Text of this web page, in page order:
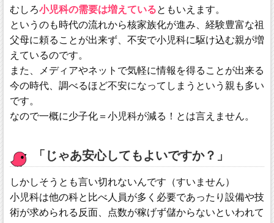
むしろ小児科の需要は増えているともいえます。
というのも時代の流れから核家族化が進み、経験豊富な祖
父母に頼ることが出来ず、不安で小児科に駆け込む親が増
えているのです。
また、メディアやネットで気軽に情報を得ることが出来る
今の時代、調べるほど不安になってしまうという親も多い
です。
なので一概に少子化＝小児科が減る！とは言えません。
「じゃあ安心してもよいですか？」
しかしそうとも言い切れないんです（すいません）
小児科は他の科と比べ人員が多く必要であったり設備や技
術が求められる反面、点数が稼げず儲からないといわれて